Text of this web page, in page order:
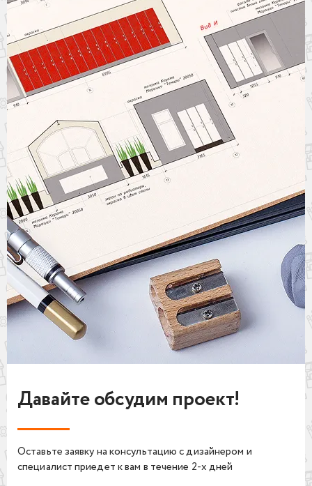
Давайте обсудим проект!
Оставьте заявку на консультацию с дизайнером и
специалист приедет к вам в течение 2-х дней